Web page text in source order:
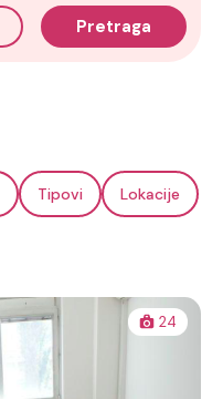
Pretraga
Tipovi Lokacije
24